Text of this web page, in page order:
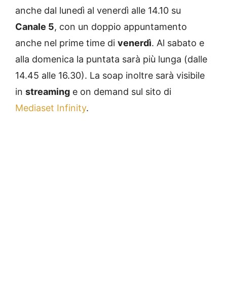
anche dal lunedì al venerdì alle 14.10 su
Canale 5, con un doppio appuntamento
anche nel prime time di venerdì. Al sabato e
alla domenica la puntata sarà più lunga (dalle
14.45 alle 16.30). La soap inoltre sarà visibile
in streaming e on demand sul sito di
Mediaset Infinity.